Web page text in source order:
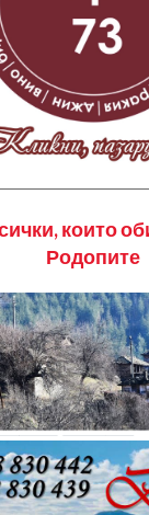
които
Родопите